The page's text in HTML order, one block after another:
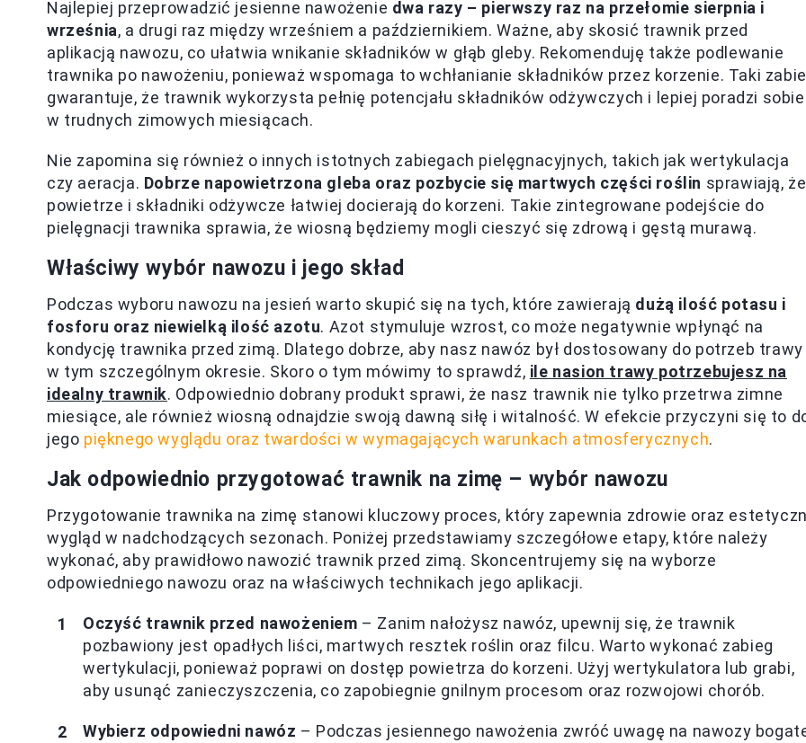
Najlepiej przeprowadzić jesienne nawożenie dwa razy – pierwszy raz na przełomie sierpnia i
września, a drugi raz między wrześniem a październikiem. Ważne, aby skosić trawnik przed
aplikacją nawozu, co ułatwia wnikanie składników w głąb gleby. Rekomenduję także podlewanie
trawnika po nawożeniu, ponieważ wspomaga to wchłanianie składników przez korzenie. Taki
gwarantuje, że trawnik wykorzysta pełnię potencjału składników odżywczych i lepiej poradzi sobie
w trudnych zimowych miesiącach.
Nie zapomina się również o innych istotnych zabiegach pielęgnacyjnych, takich jak wertykulacja
czy aeracja. Dobrze napowietrzona gleba oraz pozbycie się martwych części roślin sprawiają, że
powietrze i składniki odżywcze łatwiej docierają do korzeni. Takie zintegrowane podejście do
pielęgnacji trawnika sprawia, że wiosną będziemy mogli cieszyć się zdrową i gęstą murawą.
Właściwy wybór nawozu i jego skład
Podczas wyboru nawozu na jesień warto skupić się na tych, które zawierają dużą ilość potasu i
fosforu oraz niewielką ilość azotu. Azot stymuluje wzrost, co może negatywnie wpłynąć na
kondycję trawnika przed zimą. Dlatego dobrze, aby nasz nawóz był dostosowany do potrzeb trawy
w tym szczególnym okresie. Skoro o tym mówimy to sprawdź, ile nasion trawy potrzebujesz na
idealny trawnik. Odpowiednio dobrany produkt sprawi, że nasz trawnik nie tylko przetrwa zimne
miesiące, ale również wiosną odnajdzie swoją dawną siłę i witalność. W efekcie przyczyni się to
jego pięknego wyglądu oraz twardości w wymagających warunkach atmosferycznych.
Jak odpowiednio przygotować trawnik na zimę – wybór nawozu
Przygotowanie trawnika na zimę stanowi kluczowy proces, który zapewnia zdrowie oraz
wygląd w nadchodzących sezonach. Poniżej przedstawiamy szczegółowe etapy, które należy
wykonać, aby prawidłowo nawozić trawnik przed zimą. Skoncentrujemy się na wyborze
odpowiedniego nawozu oraz na właściwych technikach jego aplikacji.
Oczyść trawnik przed nawożeniem – Zanim nałożysz nawóz, upewnij się, że trawnik
pozbawiony jest opadłych liści, martwych resztek roślin oraz filcu. Warto wykonać zabieg
wertykulacji, ponieważ poprawi on dostęp powietrza do korzeni. Użyj wertykulatora lub grabi,
aby usunąć zanieczyszczenia, co zapobiegnie gnilnym procesom oraz rozwojowi chorób.
Wybierz odpowiedni nawóz – Podczas jesiennego nawożenia zwróć uwagę na nawozy